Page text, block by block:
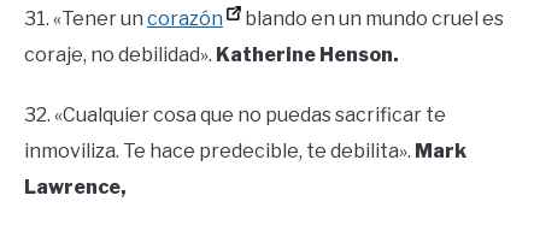
31. «Tener un corazón
blando en un mundo cruel es
coraje, no debilidad». Katherine Henson.
32. «Cualquier cosa que no puedas sacrificar te
inmoviliza. Te hace predecible, te debilita». Mark
Lawrence,